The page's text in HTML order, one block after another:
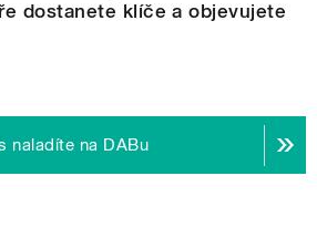
dostanete klíče a objevujete
naladíte na DABu